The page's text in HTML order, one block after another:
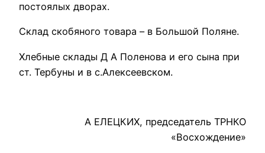
постоялых дворах.
Склад скобяного товара – в Большой Поляне.
Хлебные склады Д А Поленова и его сына при
ст. Тербуны и в с.Алексеевском.
А ЕЛЕЦКИХ, председатель ТРНКО
«Восхождение»